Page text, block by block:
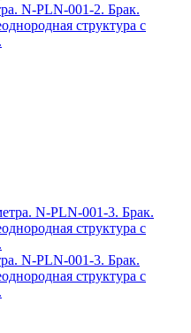
N-PLN-001-2. Брак.
структура с
N-PLN-001-3. Брак.
структура с